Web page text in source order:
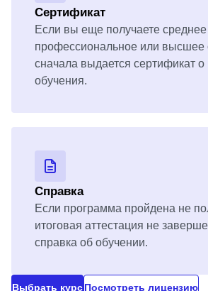
Сертификат
Если вы еще получаете среднее
профессиональное или высшее
сначала выдается сертификат
обучения.
Справка
Если программа пройдена не
итоговая аттестация не
справка об обучении.
Выбрать курсПосмотреть лицензию